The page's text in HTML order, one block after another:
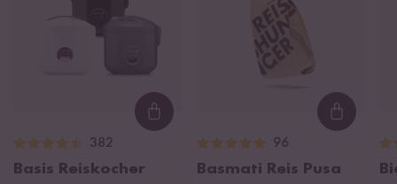
Loading...
382
Basis Reiskocher
96
Basmati Reis Pusa